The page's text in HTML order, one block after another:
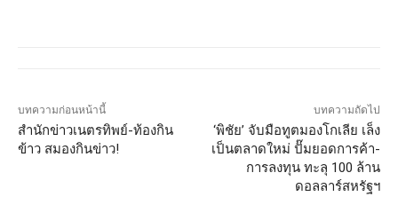
บทความก่อนหน้านี้
สำนักข่าวเนตรทิพย์-ท้องกิน
ข้าว สมองกินข่าว!
บทความถัดไป
‘พิชัย’ จับมือทูตมองโกเลีย เล็ง
เป็นตลาดใหม่ ปั๊มยอดการค้า-
การลงทุน ทะลุ 100 ล้าน
ดอลลาร์สหรัฐฯ